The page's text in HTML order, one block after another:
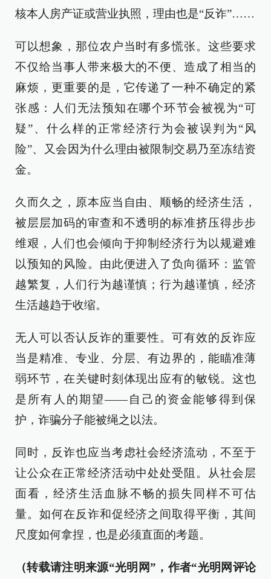
核本人房产证或营业执照，理由也是“反诈”……
可以想象，那位农户当时有多慌张。这些要求
不仅给当事人带来极大的不便、造成了相当的
麻烦，更重要的是，它传递了一种不确定的紧
张感：人们无法预知在哪个环节会被视为“可
疑”、什么样的正常经济行为会被误判为“风
险”、又会因为什么理由被限制交易乃至冻结资
金。
久而久之，原本应当自由、顺畅的经济生活，
被层层加码的审查和不透明的标准挤压得步步
维艰，人们也会倾向于抑制经济行为以规避难
以预知的风险。由此便进入了负向循环：监管
越繁复，人们行为越谨慎；行为越谨慎，经济
生活越趋于收缩。
无人可以否认反诈的重要性。可有效的反诈应
当是精准、专业、分层、有边界的，能瞄准薄
弱环节，在关键时刻体现出应有的敏锐。这也
是所有人的期望——自己的资金能够得到保
护，诈骗分子能被绳之以法。
同时，反诈也应当考虑社会经济流动，不至于
让公众在正常经济活动中处处受阻。从社会层
面看，经济生活血脉不畅的损失同样不可估
量。如何在反诈和促经济之间取得平衡，其间
尺度如何拿捏，也是必须直面的考题。
（转载请注明来源“光明网”，作者“光明网评论